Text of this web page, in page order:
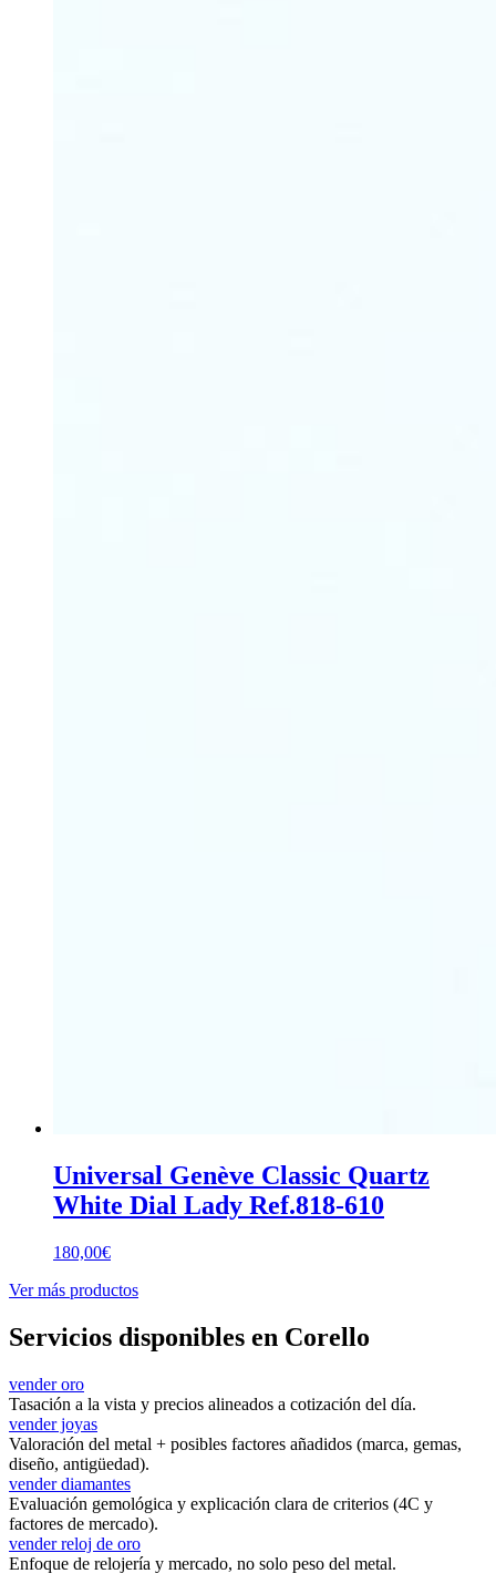
Universal Genève Classic Quartz
White Dial Lady Ref.818-610
180,00€
Ver más productos
Servicios disponibles en Corello
vender oro
Tasación a la vista y precios alineados a cotización del día.
vender joyas
Valoración del metal + posibles factores añadidos (marca, gemas,
diseño, antigüedad).
vender diamantes
Evaluación gemológica y explicación clara de criterios (4C y
factores de mercado).
vender reloj de oro
Enfoque de relojería y mercado, no solo peso del metal.